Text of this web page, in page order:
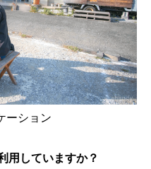
ーション
していますか？